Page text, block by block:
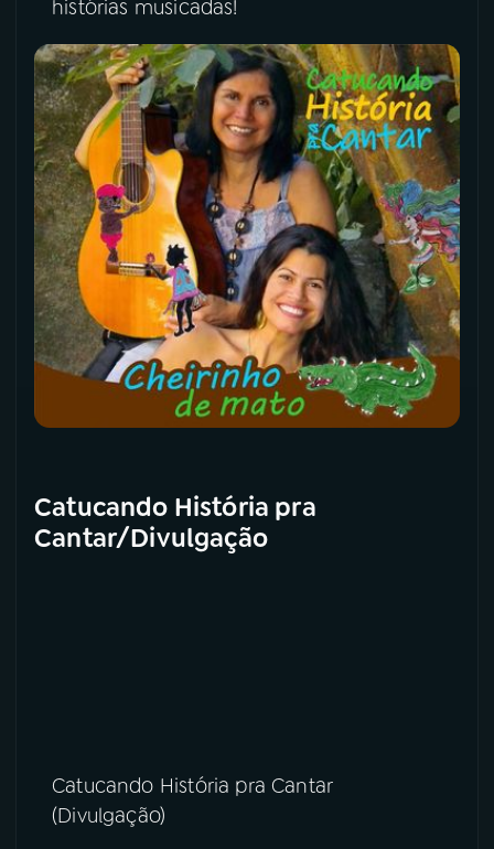
TikTok
histórias musicadas!
Catucando História pra
Cantar/Divulgação
Catucando História pra Cantar
(Divulgação)